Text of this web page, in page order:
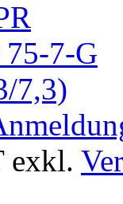
exkl.